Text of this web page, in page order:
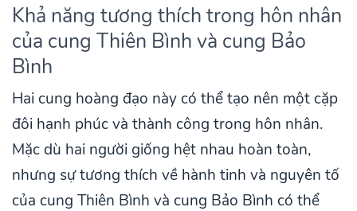
Khả năng tương thích trong hôn nhân
của cung Thiên Bình và cung Bảo
Bình
Hai cung hoàng đạo này có thể tạo nên một cặp
đôi hạnh phúc và thành công trong hôn nhân.
Mặc dù hai người giống hệt nhau hoàn toàn,
nhưng sự tương thích về hành tinh và nguyên tố
của cung Thiên Bình và cung Bảo Bình có thể